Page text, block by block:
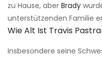
zu Hause, aber Brady
unterstützenden Familie
Wie Alt Ist Travis
Insbesondere seine